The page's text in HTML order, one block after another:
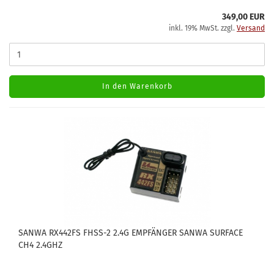
349,00 EUR
inkl. 19% MwSt. zzgl. Versand
In den Warenkorb
SANWA RX442FS FHSS-2 2.4G EMPFÄNGER SANWA SURFACE
CH4 2.4GHZ